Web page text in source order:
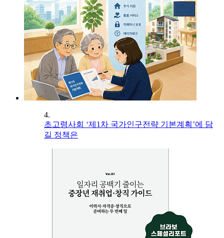
4.
초고령사회 ‘제1차 국가인구전략 기본계획’에 담
길 정책은